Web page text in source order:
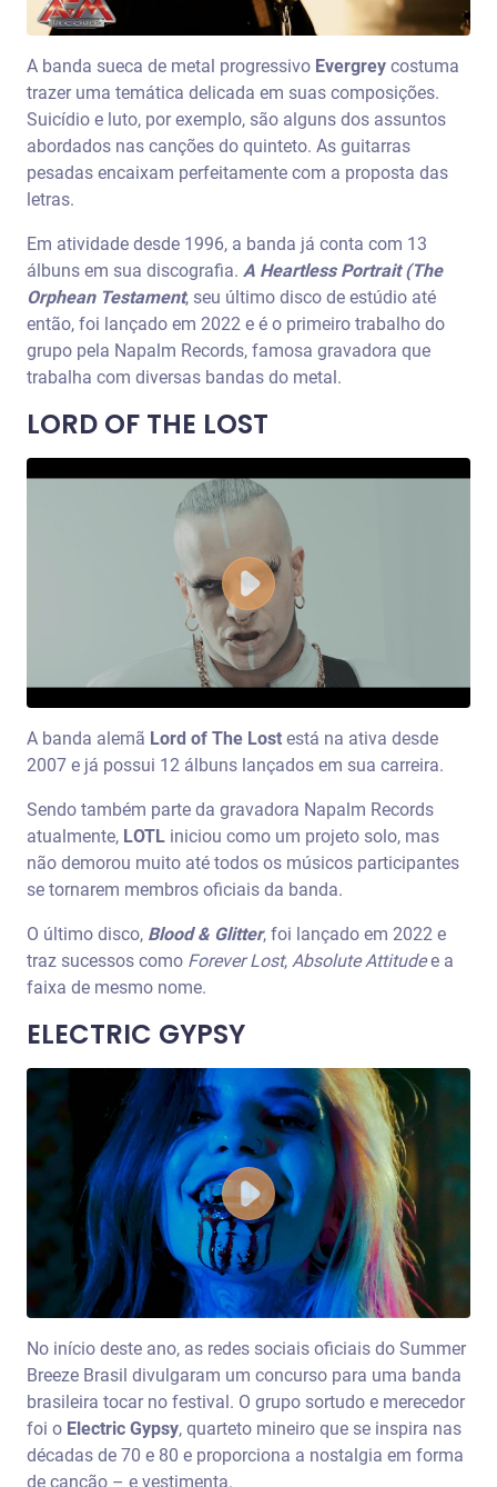
A banda sueca de metal progressivo Evergrey costuma
trazer uma temática delicada em suas composições.
Suicídio e luto, por exemplo, são alguns dos assuntos
abordados nas canções do quinteto. As guitarras
pesadas encaixam perfeitamente com a proposta das
letras.
Em atividade desde 1996, a banda já conta com 13
álbuns em sua discografia. A Heartless Portrait (The
Orphean Testament, seu último disco de estúdio até
então, foi lançado em 2022 e é o primeiro trabalho do
grupo pela Napalm Records, famosa gravadora que
trabalha com diversas bandas do metal.
LORD OF THE LOST
A banda alemã Lord of The Lost está na ativa desde
2007 e já possui 12 álbuns lançados em sua carreira.
Sendo também parte da gravadora Napalm Records
atualmente, LOTL iniciou como um projeto solo, mas
não demorou muito até todos os músicos participantes
se tornarem membros oficiais da banda.
O último disco, Blood & Glitter, foi lançado em 2022 e
traz sucessos como Forever Lost, Absolute Attitudee a
faixa de mesmo nome.
ELECTRIC GYPSY
No início deste ano, as redes sociais oficiais do Summer
Breeze Brasil divulgaram um concurso para uma banda
brasileira tocar no festival. O grupo sortudo e merecedor
foi o Electric Gypsy, quarteto mineiro que se inspira nas
décadas de 70 e 80 e proporciona a nostalgia em forma
de canção – e vestimenta.